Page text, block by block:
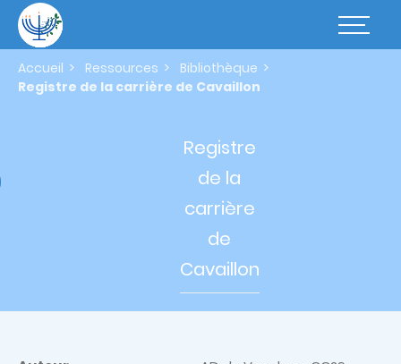
contenu
principal
Basculer
Accueil Ressources
Bibliothèque
Registre de la carrière de Cavaillon
Registre
de la
carrière
de
Cavaillon